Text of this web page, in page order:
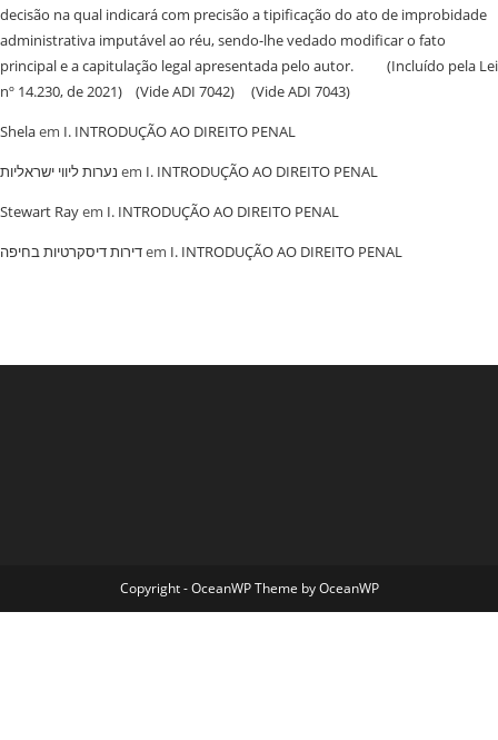
decisão na qual indicará com precisão a tipificação do ato de improbidade
administrativa imputável ao réu, sendo-lhe vedado modificar o fato
principal e a capitulação legal apresentada pelo autor. (Incluído pela Lei
nº 14.230, de 2021) (Vide ADI 7042) (Vide ADI 7043)
Shelaem I. INTRODUÇÃO AO DIREITO PENAL
נערות ליווי ישראליות em I. INTRODUÇÃO AO DIREITO PENAL
Stewart Rayem I. INTRODUÇÃO AO DIREITO PENAL
‏דירות דיסקרטיות בחיפהem I. INTRODUÇÃO AO DIREITO PENAL
Copyright - OceanWP Theme by OceanWP